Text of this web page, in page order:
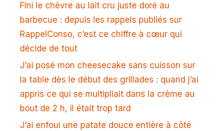
Fini le chèvre au lait cru juste doré au
barbecue : depuis les rappels publiés sur
RappelConso, c’est ce chiffre à cœur qui
décide de tout
J’ai posé mon cheesecake sans cuisson sur
la table dès le début des grillades : quand j’ai
appris ce qui se multipliait dans la crème au
bout de 2 h, il était trop tard
J’ai enfoui une patate douce entière à côté